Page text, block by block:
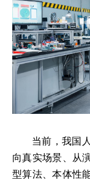
当前，我国
向真实场景、从
型算法、本体性